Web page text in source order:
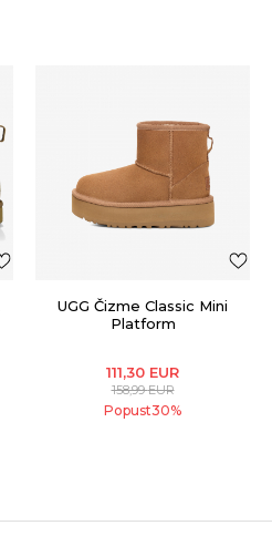
UGG Čizme Classic Mini
Platform
111,30 EUR
158,99EUR
Popust30%